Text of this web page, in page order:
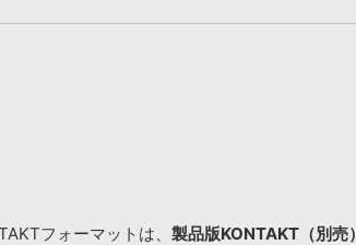
フォーマットは、 製品版KONTAKT（別売）